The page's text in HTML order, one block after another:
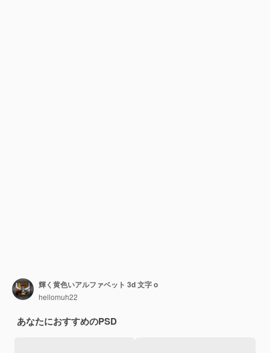
輝く黄色いアルファベット 3d 文字 o
hellomuh22
あなたにおすすめのPSD